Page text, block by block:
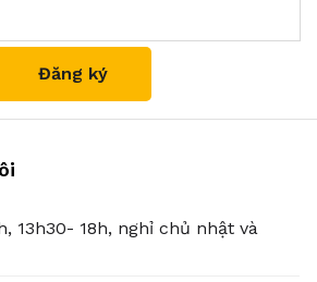
13h30- 18h, nghỉ chủ nhật và